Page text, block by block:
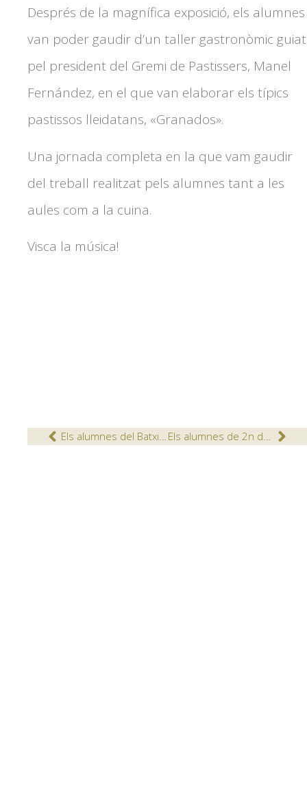
Després de la magnífica exposició, els alumnes
van poder gaudir d’un taller gastronòmic guiat
pel president del Gremi de Pastissers, Manel
Fernández, en el que van elaborar els típics
pastissos lleidatans, «Granados».
Una jornada completa en la que vam gaudir
del treball realitzat pels alumnes tant a les
aules com a la cuina.
Visca la música!
Els alumnes del Batxillerat Artístic visiten Animac Els alumnes de 2n de Batxillerat de Ciències fan pràctiques a l’EDAR